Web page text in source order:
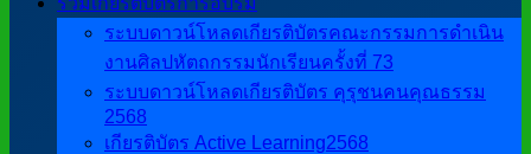
ระบบดาวน์โหลดเกียรติบัตรคณะกรรมการดำเนิน
งานศิลปหัตถกรรมนักเรียนครั้งที่ 73
ระบบดาวน์โหลดเกียรติบัตร คุรุชนคนคุณธรรม
2568
เกียรติบัตร Active Learning2568